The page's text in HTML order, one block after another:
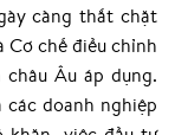
càng thắt chặt
Cơ chế điều chỉnh
Âu áp dụng.
doanh nghiệp